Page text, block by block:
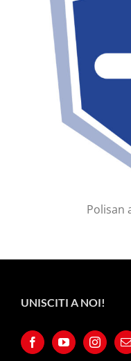
Polisan
UNISCITI A NOI!